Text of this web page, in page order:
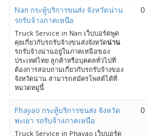
Nan กระทู้บริการขนส่ง จังหวัดน่าน
รถรับจ้างภาคเหนือ
Truck Service in Nan เว็บบอร์ดพูด
คุยเกี่ยวกับรถรับจ้างขนส่งจังหวัดน่าน
รถรับจ้างน่านอยู่ในภาคเหนือของ
ประเทศไทย ลูกค้าหรือบุคคลทั่วไปที่
ต้องการสอบถามเกี่ยวกับรถรับจ้างของ
จังหวัดน่าน สามารถสมัครโพสต์ได้ที่
หมวดหมู่นี้
0
Phayao กระทู้บริการขนส่ง จังหวัด
พะเยา รถรับจ้างภาคเหนือ
Truck Service in Phayao เว็บบอร์ด
0